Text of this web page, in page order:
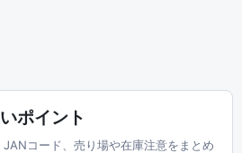
ポイント
コード、売り場や在庫注意をまとめ